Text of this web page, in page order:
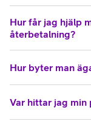
Hur får jag hjälp
återbetalning?
Hur byter man
Var hittar jag min